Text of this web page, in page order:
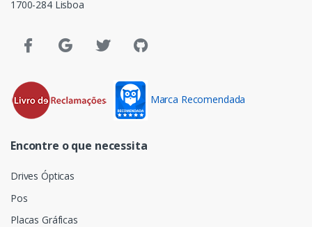
1700-284 Lisboa
Marca Recomendada
Encontre o que necessita
Drives Ópticas
Pos
Placas Gráficas